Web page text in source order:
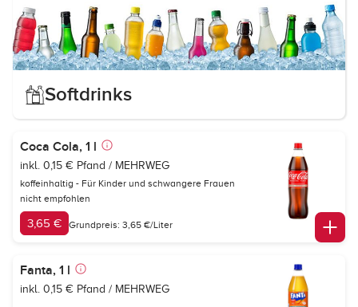
Softdrinks
Coca Cola, 1 l
inkl. 0,15 € Pfand / MEHRWEG
koffeinhaltig - Für Kinder und schwangere Frauen
nicht empfohlen
3,65 € Grundpreis: 3,65 €/Liter
Fanta, 1 l
inkl. 0,15 € Pfand / MEHRWEG